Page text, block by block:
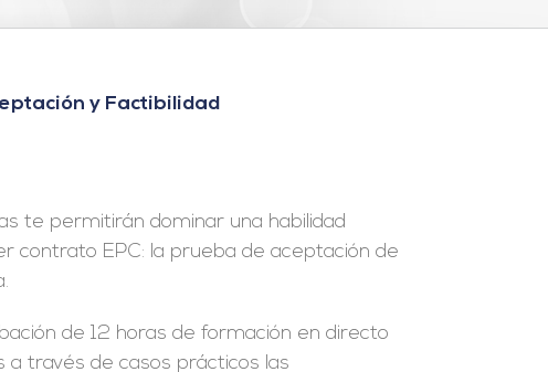
y Factibilidad
te permitirán dominar una habilidad
contrato EPC: la prueba de aceptación de
de 12 horas de formación en directo
a través de casos prácticos las